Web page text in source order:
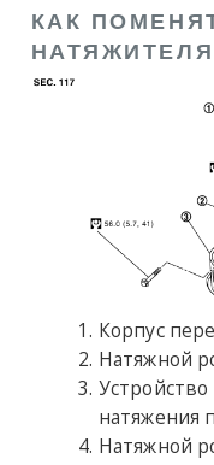
КАК
НАТЯЖИТЕЛЯ
Корпус
Натяжной
натяжения
Натяжной